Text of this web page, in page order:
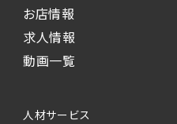
お店情報
求人情報
動画一覧
人材サービス